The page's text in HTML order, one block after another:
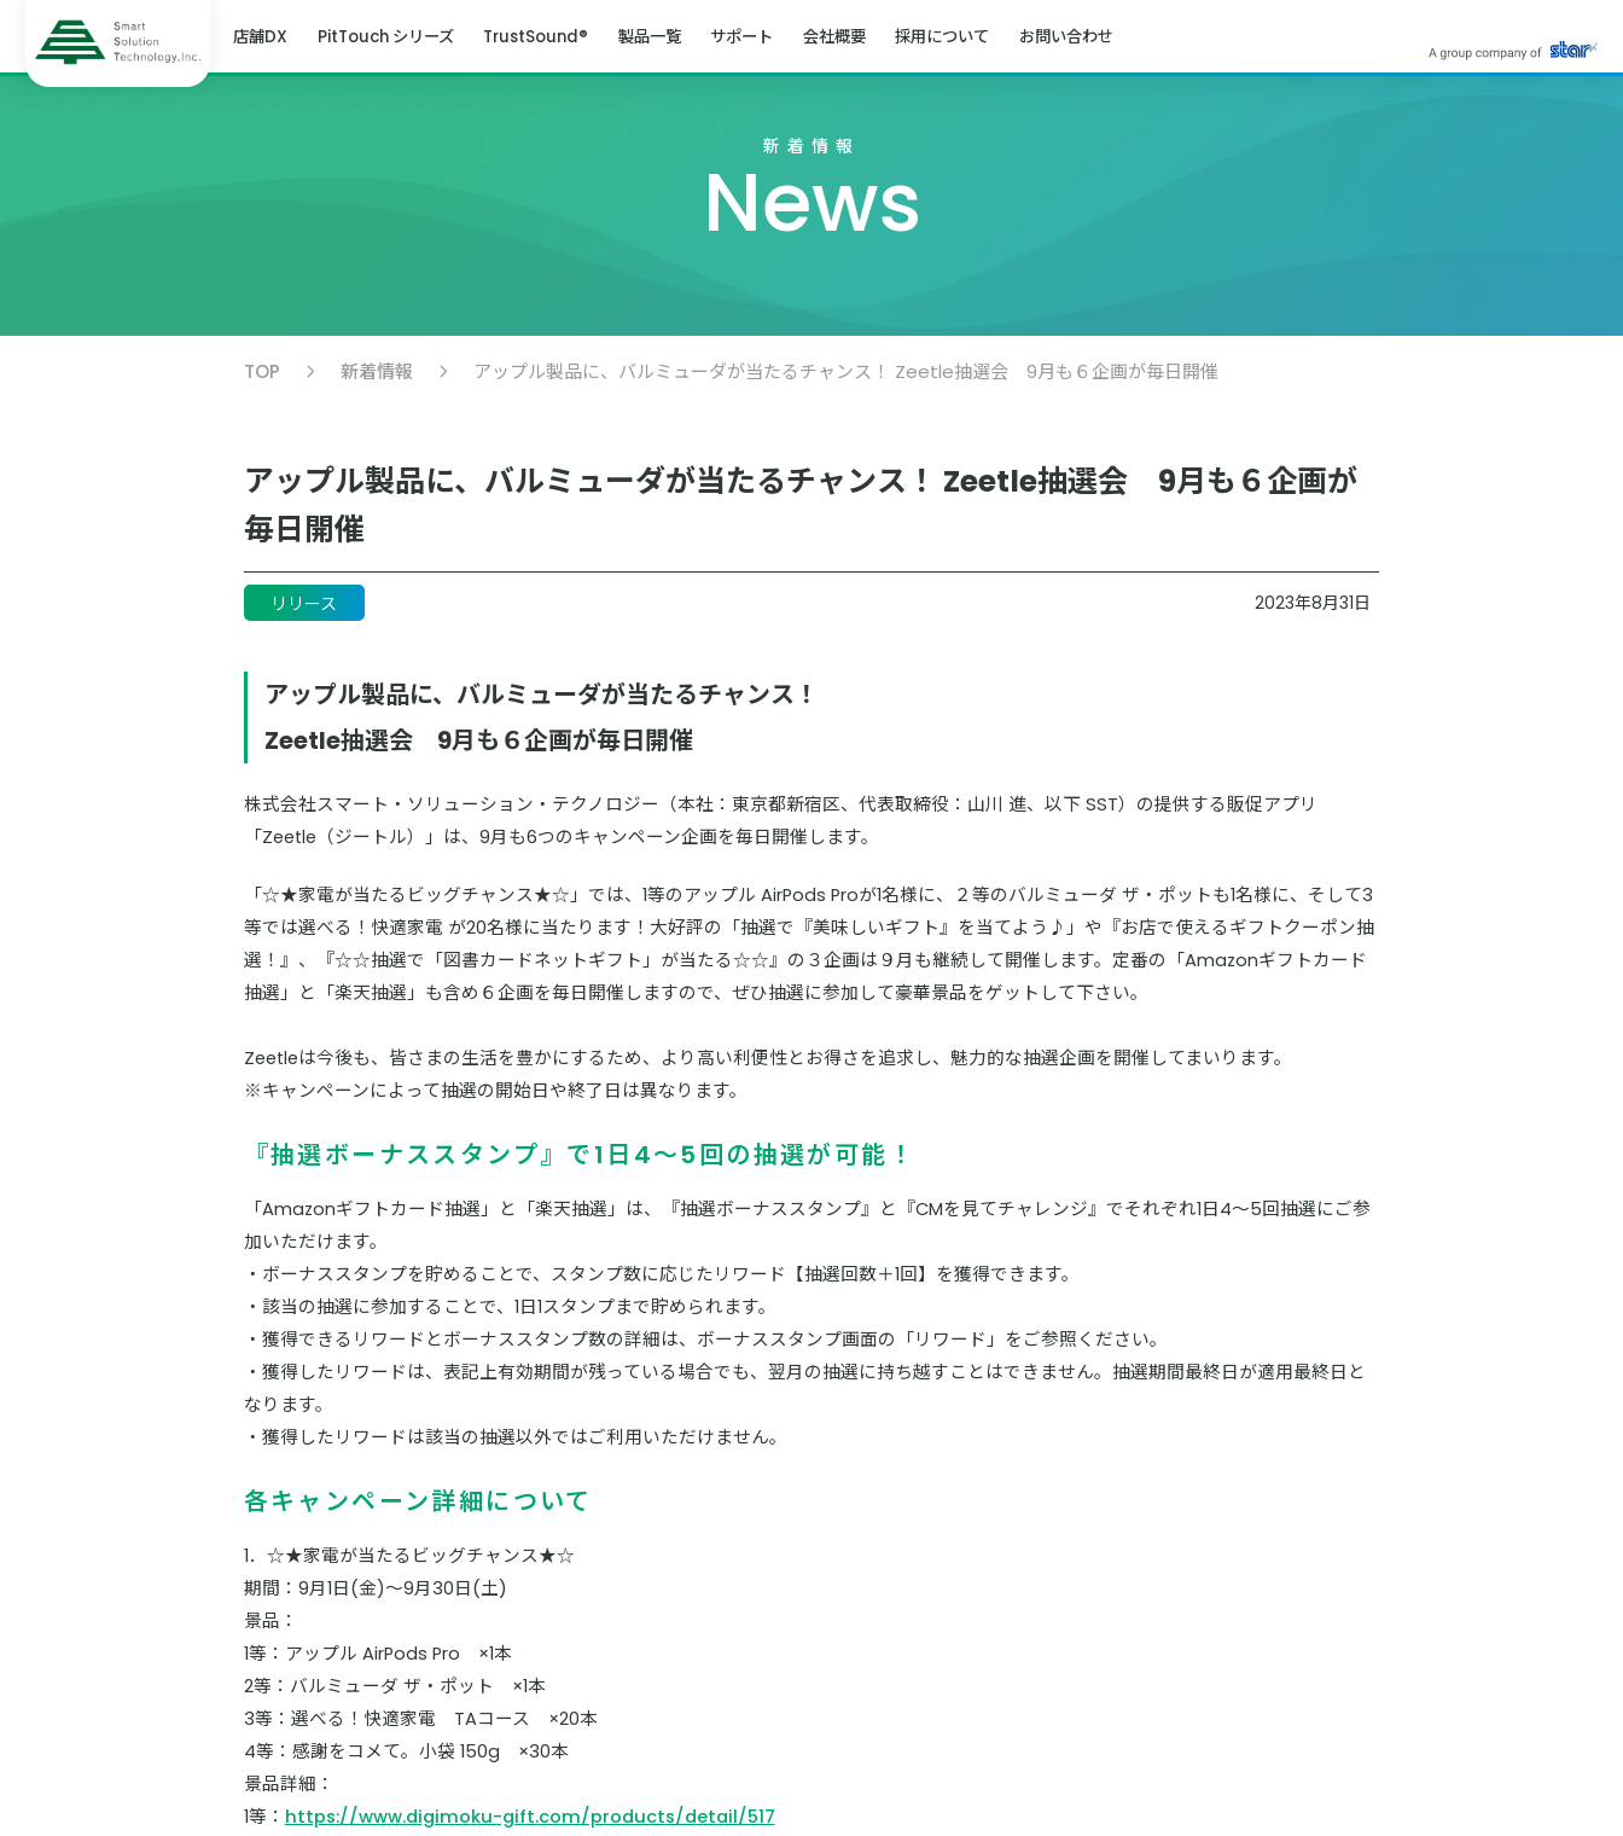
店舗DX PitTouch シリーズ TrustSound® 製品一覧 サポート 会社概要 採用について お問い合わせ
新着情報
News
TOP 新着情報 アップル製品に、バルミューダが当たるチャンス！ Zeetle抽選会 9月も６企画が毎日開催
アップル製品に、バルミューダが当たるチャンス！ Zeetle抽選会 9月も６企画が
毎日開催
リリース 2023年8月31日
アップル製品に、バルミューダが当たるチャンス！
Zeetle抽選会 9月も６企画が毎日開催
株式会社スマート・ソリューション・テクノロジー（本社：東京都新宿区、代表取締役：山川 進、以下 SST）の提供する販促アプリ
「Zeetle（ジートル）」は、9月も6つのキャンペーン企画を毎日開催します。
「☆★家電が当たるビッグチャンス★☆」では、1等のアップル AirPods Proが1名様に、２等のバルミューダ ザ・ポットも1名様に、そして3
等では選べる！快適家電 が20名様に当たります！大好評の「抽選で『美味しいギフト』を当てよう♪」や『お店で使えるギフトクーポン抽
選！』、『☆☆抽選で「図書カードネットギフト」が当たる☆☆』の３企画は９月も継続して開催します。定番の「Amazonギフトカード
抽選」と「楽天抽選」も含め６企画を毎日開催しますので、ぜひ抽選に参加して豪華景品をゲットして下さい。
Zeetleは今後も、皆さまの生活を豊かにするため、より高い利便性とお得さを追求し、魅力的な抽選企画を開催してまいります。
※キャンペーンによって抽選の開始日や終了日は異なります。
『抽選ボーナススタンプ』で1日4〜5回の抽選が可能！
「Amazonギフトカード抽選」と「楽天抽選」は、『抽選ボーナススタンプ』と『CMを見てチャレンジ』でそれぞれ1日4～5回抽選にご参
加いただけます。
・ボーナススタンプを貯めることで、スタンプ数に応じたリワード【抽選回数＋1回】を獲得できます。
・該当の抽選に参加することで、1日1スタンプまで貯められます。
・獲得できるリワードとボーナススタンプ数の詳細は、ボーナススタンプ画面の「リワード」をご参照ください。
・獲得したリワードは、表記上有効期間が残っている場合でも、翌月の抽選に持ち越すことはできません。抽選期間最終日が適用最終日と
なります。
・獲得したリワードは該当の抽選以外ではご利用いただけません。
各キャンペーン詳細について
1．☆★家電が当たるビッグチャンス★☆
期間：9月1日(金)～9月30日(土)
景品：
1等：アップル AirPods Pro ×1本
2等：バルミューダ ザ・ポット ×1本
3等：選べる！快適家電 TAコース ×20本
4等：感謝をコメて。小袋 150g ×30本
景品詳細：
1等： https://www.digimoku-gift.com/products/detail/517